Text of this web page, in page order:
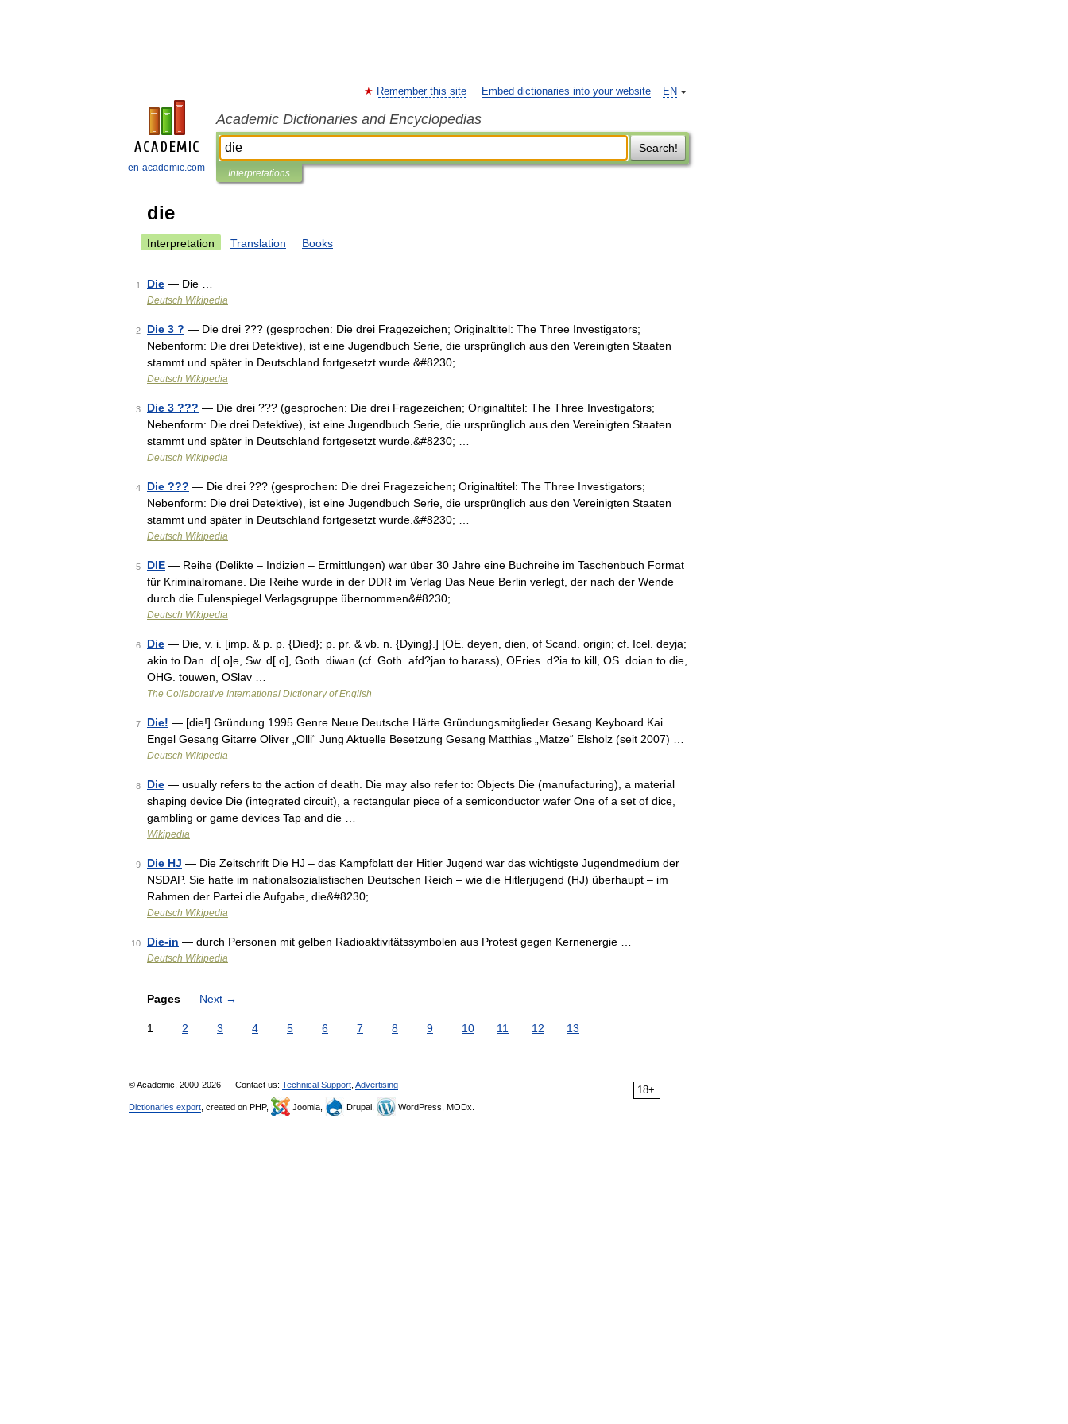
en-academic.com
EN
Remember this site Embed dictionaries into your website
Academic Dictionaries and Encyclopedias
Search!
Interpretations
die
Interpretation Translation Books
1 Die — Die …
Deutsch Wikipedia
2 Die 3 ? — Die drei ??? (gesprochen: Die drei Fragezeichen; Originaltitel: The Three Investigators;
Nebenform: Die drei Detektive), ist eine Jugendbuch Serie, die ursprünglich aus den Vereinigten Staaten
stammt und später in Deutschland fortgesetzt wurde.&#8230; …
Deutsch Wikipedia
3 Die 3 ??? — Die drei ??? (gesprochen: Die drei Fragezeichen; Originaltitel: The Three Investigators;
Nebenform: Die drei Detektive), ist eine Jugendbuch Serie, die ursprünglich aus den Vereinigten Staaten
stammt und später in Deutschland fortgesetzt wurde.&#8230; …
Deutsch Wikipedia
4 Die ??? — Die drei ??? (gesprochen: Die drei Fragezeichen; Originaltitel: The Three Investigators;
Nebenform: Die drei Detektive), ist eine Jugendbuch Serie, die ursprünglich aus den Vereinigten Staaten
stammt und später in Deutschland fortgesetzt wurde.&#8230; …
Deutsch Wikipedia
5 DIE — Reihe (Delikte – Indizien – Ermittlungen) war über 30 Jahre eine Buchreihe im Taschenbuch Format
für Kriminalromane. Die Reihe wurde in der DDR im Verlag Das Neue Berlin verlegt, der nach der Wende
durch die Eulenspiegel Verlagsgruppe übernommen&#8230; …
Deutsch Wikipedia
6 Die — Die, v. i. [imp. & p. p. {Died}; p. pr. & vb. n. {Dying}.] [OE. deyen, dien, of Scand. origin; cf. Icel. deyja;
akin to Dan. d[ o]e, Sw. d[ o], Goth. diwan (cf. Goth. afd?jan to harass), OFries. d?ia to kill, OS. doian to die,
OHG. touwen, OSlav …
The Collaborative International Dictionary of English
7 Die! — [die!] Gründung 1995 Genre Neue Deutsche Härte Gründungsmitglieder Gesang Keyboard Kai
Engel Gesang Gitarre Oliver „Olli“ Jung Aktuelle Besetzung Gesang Matthias „Matze“ Elsholz (seit 2007) …
Deutsch Wikipedia
8 Die — usually refers to the action of death. Die may also refer to: Objects Die (manufacturing), a material
shaping device Die (integrated circuit), a rectangular piece of a semiconductor wafer One of a set of dice,
gambling or game devices Tap and die …
Wikipedia
9 Die HJ — Die Zeitschrift Die HJ – das Kampfblatt der Hitler Jugend war das wichtigste Jugendmedium der
NSDAP. Sie hatte im nationalsozialistischen Deutschen Reich – wie die Hitlerjugend (HJ) überhaupt – im
Rahmen der Partei die Aufgabe, die&#8230; …
Deutsch Wikipedia
10 Die-in — durch Personen mit gelben Radioaktivitätssymbolen aus Protest gegen Kernenergie …
Deutsch Wikipedia
Pages Next →
1 2 3 4 5 6 7 8 9 10 11 12 13
18+
© Academic, 2000-2026 Contact us: Technical Support Advertising
Dictionaries export , created on PHP, Joomla, Drupal, WordPress, MODx.